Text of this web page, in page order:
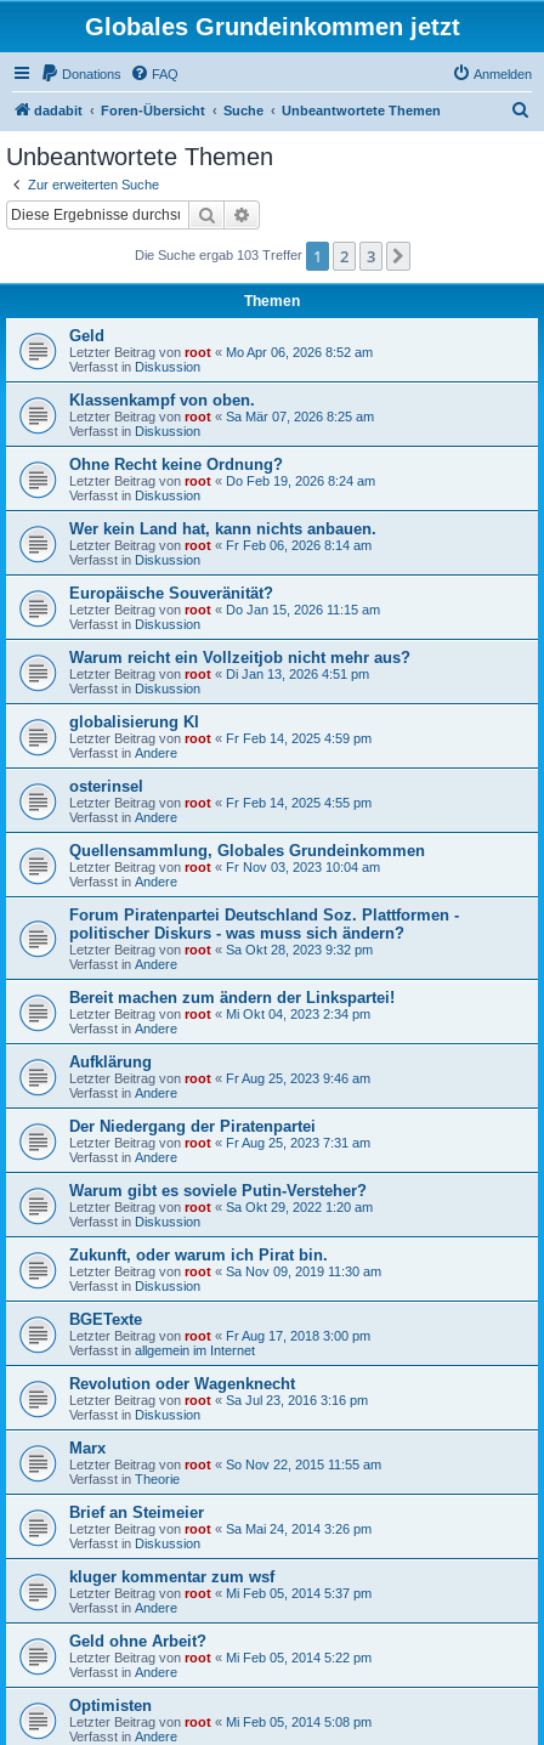
Globales Grundeinkommen jetzt
Donations FAQ Anmelden
dadabit Foren-Übersicht Suche Unbeantwortete Themen
Unbeantwortete Themen
Zur erweiterten Suche
Suche
Die Suche ergab 103 Treffer 1 2 3
Themen
Geld
Letzter Beitrag von root « Mo Apr 06, 2026 8:52 am
Verfasst in Diskussion
Klassenkampf von oben.
Letzter Beitrag von root « Sa Mär 07, 2026 8:25 am
Verfasst in Diskussion
Ohne Recht keine Ordnung?
Letzter Beitrag von root « Do Feb 19, 2026 8:24 am
Verfasst in Diskussion
Wer kein Land hat, kann nichts anbauen.
Letzter Beitrag von root « Fr Feb 06, 2026 8:14 am
Verfasst in Diskussion
Europäische Souveränität?
Letzter Beitrag von root « Do Jan 15, 2026 11:15 am
Verfasst in Diskussion
Warum reicht ein Vollzeitjob nicht mehr aus?
Letzter Beitrag von root « Di Jan 13, 2026 4:51 pm
Verfasst in Diskussion
globalisierung KI
Letzter Beitrag von root « Fr Feb 14, 2025 4:59 pm
Verfasst in Andere
osterinsel
Letzter Beitrag von root « Fr Feb 14, 2025 4:55 pm
Verfasst in Andere
Quellensammlung, Globales Grundeinkommen
Letzter Beitrag von root « Fr Nov 03, 2023 10:04 am
Verfasst in Andere
Forum Piratenpartei Deutschland Soz. Plattformen -
politischer Diskurs - was muss sich ändern?
Letzter Beitrag von root « Sa Okt 28, 2023 9:32 pm
Verfasst in Andere
Bereit machen zum ändern der Linkspartei!
Letzter Beitrag von root « Mi Okt 04, 2023 2:34 pm
Verfasst in Andere
Aufklärung
Letzter Beitrag von root « Fr Aug 25, 2023 9:46 am
Verfasst in Andere
Der Niedergang der Piratenpartei
Letzter Beitrag von root « Fr Aug 25, 2023 7:31 am
Verfasst in Andere
Warum gibt es soviele Putin-Versteher?
Letzter Beitrag von root « Sa Okt 29, 2022 1:20 am
Verfasst in Diskussion
Zukunft, oder warum ich Pirat bin.
Letzter Beitrag von root « Sa Nov 09, 2019 11:30 am
Verfasst in Diskussion
BGETexte
Letzter Beitrag von root « Fr Aug 17, 2018 3:00 pm
Verfasst in allgemein im Internet
Revolution oder Wagenknecht
Letzter Beitrag von root « Sa Jul 23, 2016 3:16 pm
Verfasst in Diskussion
Marx
Letzter Beitrag von root « So Nov 22, 2015 11:55 am
Verfasst in Theorie
Brief an Steimeier
Letzter Beitrag von root « Sa Mai 24, 2014 3:26 pm
Verfasst in Diskussion
kluger kommentar zum wsf
Letzter Beitrag von root « Mi Feb 05, 2014 5:37 pm
Verfasst in Andere
Geld ohne Arbeit?
Letzter Beitrag von root « Mi Feb 05, 2014 5:22 pm
Verfasst in Andere
Optimisten
Letzter Beitrag von root « Mi Feb 05, 2014 5:08 pm
Verfasst in Andere